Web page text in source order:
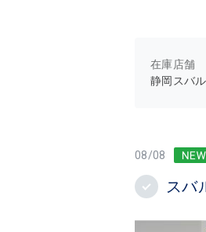
在庫店舗
静岡スバ
08/08
スバ